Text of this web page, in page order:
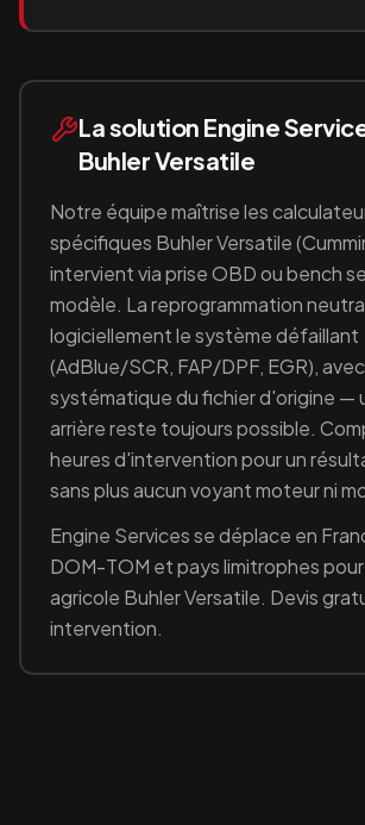
La solution Engine
Buhler Versatile
Notre équipe maîtrise les
spécifiques Buhler Versatile
intervient via prise OBD ou bench
modèle. La reprogrammation
logiciellement le système défaillant
(AdBlue/SCR, FAP/DPF, EGR),
systématique du fichier d'origine —
arrière reste toujours possible.
heures d'intervention pour un
sans plus aucun voyant moteur ni
Engine Services se déplace en
DOM-TOM et pays limitrophes
agricole Buhler Versatile. Devis
intervention.